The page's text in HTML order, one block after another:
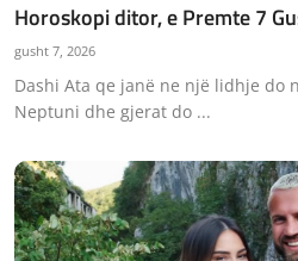
Horoskopi ditor, e Premte 7
gusht 7, 2026
Dashi Ata qe janë ne një lidhje do
Neptuni dhe gjerat do ...